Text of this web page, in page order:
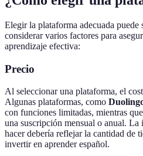
Elegir la plataforma adecuada puede
considerar varios factores para
aprendizaje efectiva:
Precio
Al seleccionar una plataforma, el
Algunas plataformas, como
con funciones limitadas, mientras
una suscripción mensual o anual. La
hacer debería reflejar la cantidad de
invertir en aprender español.